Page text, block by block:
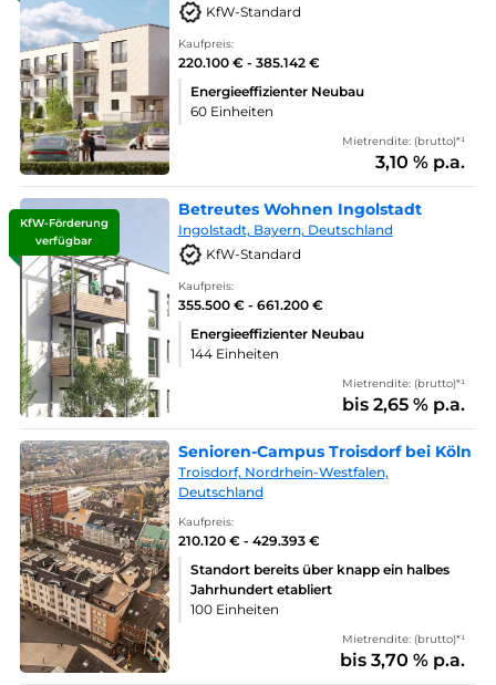
KfW-Standard
Kaufpreis:
220.100 € - 385.142 €
Energieeffizienter Neubau
60 Einheiten
Mietrendite: (brutto)*¹
3,10 % p.a.
KfW-Förderung
verfügbar
Betreutes Wohnen Ingolstadt
Ingolstadt, Bayern, Deutschland
KfW-Standard
Kaufpreis:
355.500 € - 661.200 €
Energieeffizienter Neubau
144 Einheiten
Mietrendite: (brutto)*¹
bis 2,65 % p.a.
Senioren-Campus Troisdorf bei Köln
Troisdorf, Nordrhein-Westfalen,
Deutschland
Kaufpreis:
210.120 € - 429.393 €
Standort bereits über knapp ein halbes
Jahrhundert etabliert
100 Einheiten
Mietrendite: (brutto)*¹
bis 3,70 % p.a.